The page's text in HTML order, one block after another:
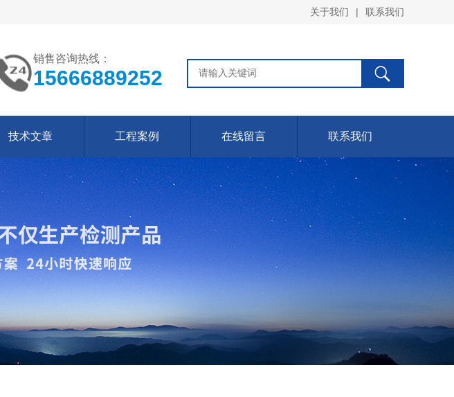
关于我们 | 联系我们
销售咨询热线：
15666889252
技术文章 工程案例 在线留言 联系我们